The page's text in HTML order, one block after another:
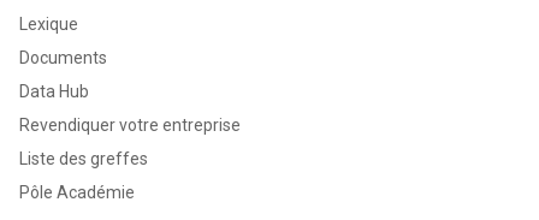
Lexique
Documents
Data Hub
Revendiquer votre entreprise
Liste des greffes
Pôle Académie